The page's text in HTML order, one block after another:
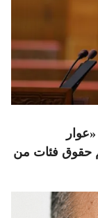
حقوق فئات من